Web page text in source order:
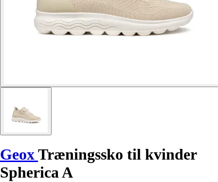
GeoxTræningssko til kvinder
Spherica A